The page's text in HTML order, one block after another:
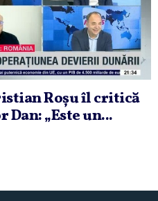
Roşu îl critică
Dan: „Este un...